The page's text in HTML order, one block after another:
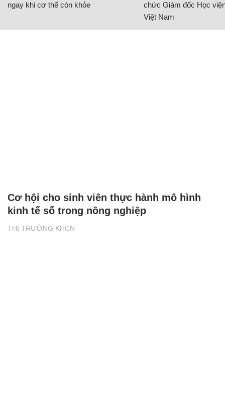
ngay khi cơ thể còn khỏe
chức Giám đốc Học
Việt Nam
THỊ TRƯỜNG KHCN
Cơ hội cho sinh viên thực hành mô hình
kinh tế số trong nông nghiệp